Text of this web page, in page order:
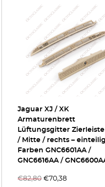
Jaguar XJ / XK
Armaturenbrett
Lüftungsgitter
/ Mitte / rechts –
Farben GNC6601AA /
GNC6616AA /
€82,80 €70,38